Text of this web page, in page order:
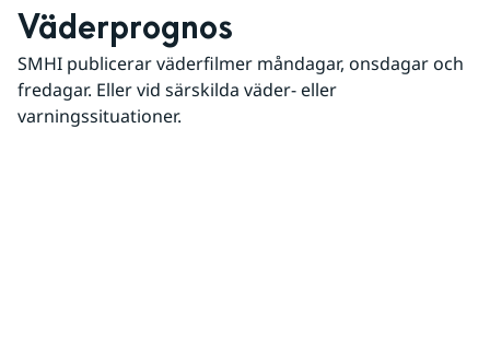
Väderprognos
SMHI publicerar väderfilmer måndagar, onsdagar och
fredagar. Eller vid särskilda väder- eller
varningssituationer.